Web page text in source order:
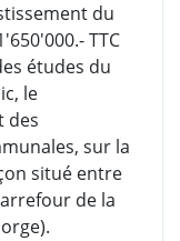
du
TTC
études du
le
des
sur la
situé entre
de la